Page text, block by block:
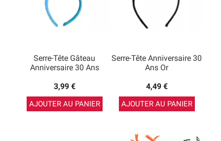
Serre-Tête Gâteau
Anniversaire 30 Ans
3,99 €
AJOUTER AU PANIER
Serre-Tête Anniversaire 30
Ans Or
4,49 €
AJOUTER AU PANIER